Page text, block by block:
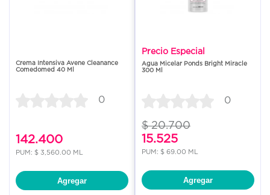
Crema Intensiva Avene Cleanance
Comedomed 40 Ml
0
142.400
PUM: $ 3,560.00 ML
Agregar
Precio Especial
Agua Micelar Ponds Bright Miracle
300 Ml
0
$ 20.700
15.525
PUM: $ 69.00 ML
Agregar